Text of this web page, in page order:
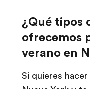
¿Qué tipos
ofrecemos
verano en
Si quieres